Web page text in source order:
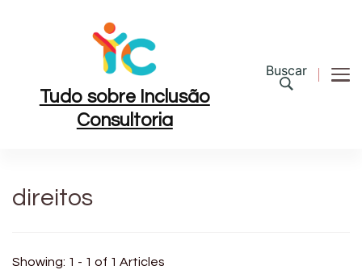
Tudo sobre Inclusão
Consultoria
Buscar
direitos
Showing: 1 - 1 of 1 Articles